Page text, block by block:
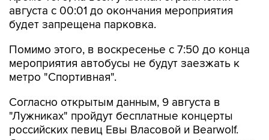
Помимо этого, в воскресенье с 7:50 до конца
метро "Спортивная".
Согласно открытым данным, 9 августа в
российских певиц Евы Власовой и Bearwolf.
Они являются частью спортивного фестиваля
и фестиваля спортивных единоборств.